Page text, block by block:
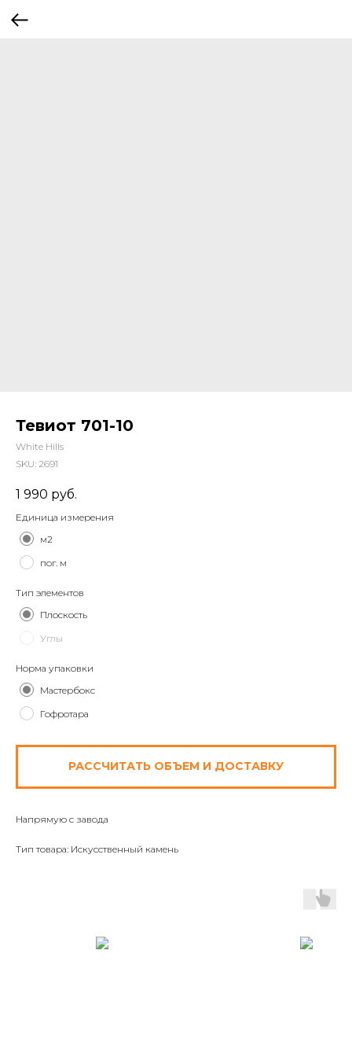
Тевиот 701-10
White Hills
SKU: 2691
1 990 руб.
Единица измерения
м2
пог. м
Тип элементов
Плоскость
Углы
Норма упаковки
Мастербокс
Гофротара
РАССЧИТАТЬ ОБЪЕМ И ДОСТАВКУ
Напрямую с завода
Тип товара: Искусственный камень